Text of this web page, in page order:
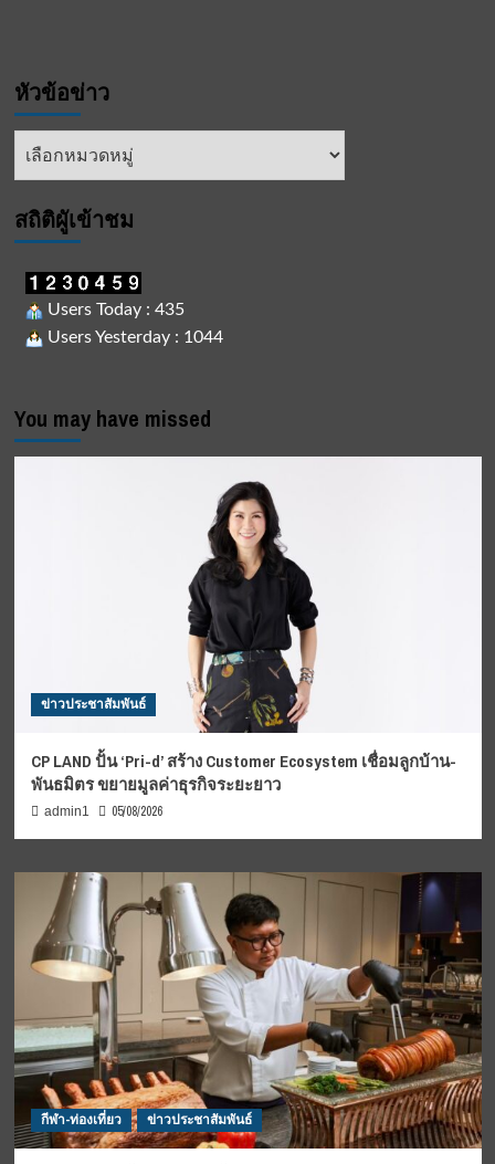
หัวข้อข่าว
หัวข้อ
สถิติผูัเข้าชม
Users Today : 435
Users Yesterday : 1044
You may have missed
ข่าวประชาสัมพันธ์
CP LAND ปั้น ‘Pri-d’ สร้าง Customer Ecosystem เชื่อมลูกบ้าน-
พันธมิตร ขยายมูลค่าธุรกิจระยะยาว
admin1 05/08/2026
กีฬา-ท่องเที่ยว ข่าวประชาสัมพันธ์